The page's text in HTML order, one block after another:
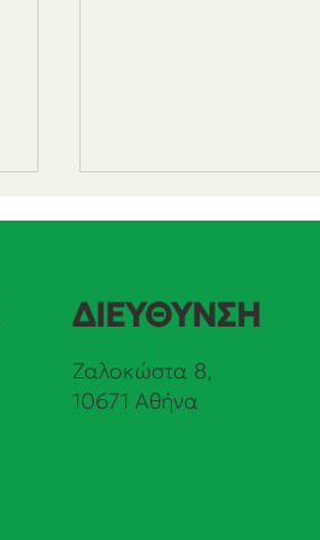
Αυξήθηκε κατά 50% η
ΔΙΕΥΘΥΝΣΗ
Ζαλοκώστα 8,
10671 Αθήνα